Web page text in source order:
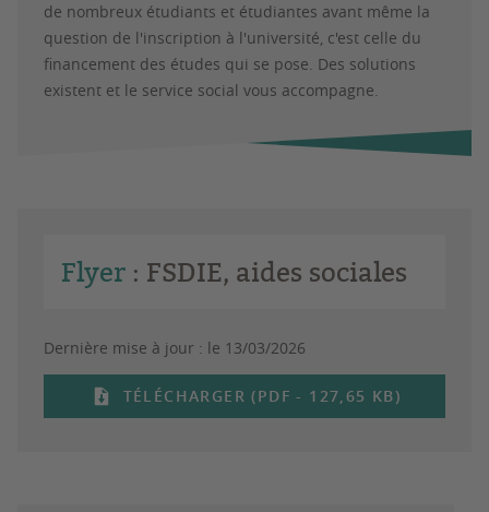
de nombreux étudiants et étudiantes avant même la
question de l'inscription à l'université, c'est celle du
financement des études qui se pose. Des solutions
existent et le service social vous accompagne.
Flyer : FSDIE, aides sociales
Dernière mise à jour : le 13/03/2026
TÉLÉCHARGER (PDF - 127,65 KB)